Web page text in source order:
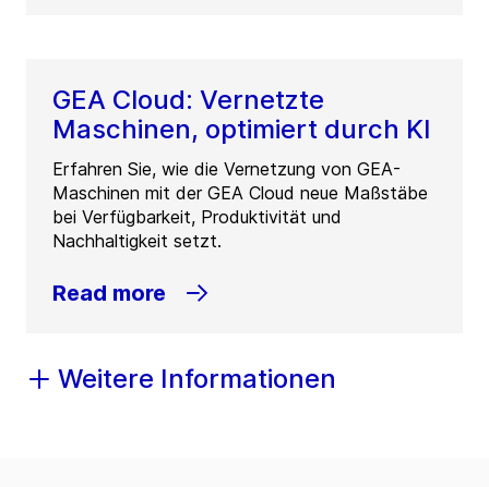
GEA Cloud: Vernetzte
Maschinen, optimiert durch KI
Erfahren Sie, wie die Vernetzung von GEA-
Maschinen mit der GEA Cloud neue Maßstäbe
bei Verfügbarkeit, Produktivität und
Nachhaltigkeit setzt.
Read more
Weitere Informationen